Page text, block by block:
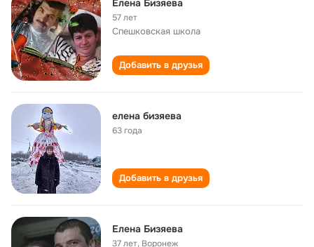
Елена Бизяева
57 лет
Спешковская школа
Добавить в друзья
елена бизяева
63 года
Добавить в друзья
Елена Бизяева
37 лет, Воронеж